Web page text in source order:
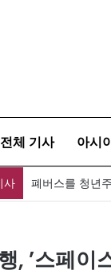
전체 기사 아시
사 폐버스를 청년
, ’스페이